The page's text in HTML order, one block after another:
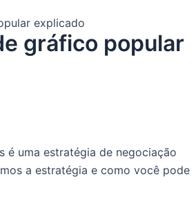
explicado
gráfico popular
é uma estratégia de negociação
a estratégia e como você pode